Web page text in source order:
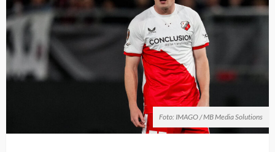
Foto: IMAGO / MB Media Solutions